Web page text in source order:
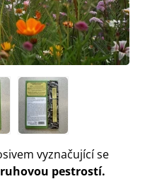
vyznačující se
pestrostí.